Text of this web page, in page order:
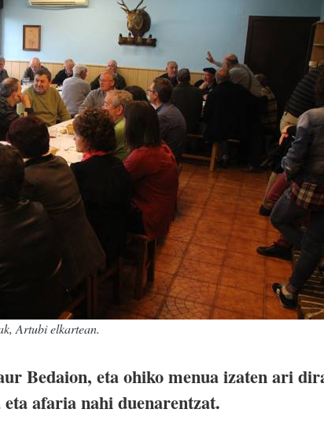
Artubi elkartean.
Bedaion, eta ohiko menua izaten ari
afaria nahi duenarentzat.